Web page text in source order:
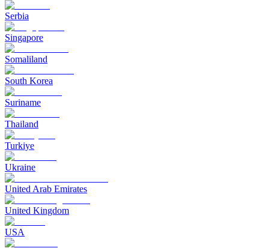
Serbia
Singapore
Somaliland
South Korea
Suriname
Thailand
Turkiye
Ukraine
United Arab Emirates
United Kingdom
USA